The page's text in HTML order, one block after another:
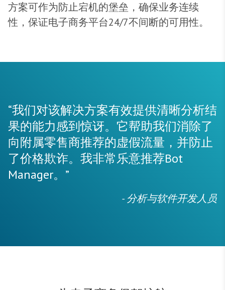
方案可作为防止宕机的堡垒，确保业务连续
性，保证电子商务平台24/7不间断的可用性。
“我们对该解决方案有效提供清晰分析结
果的能力感到惊讶。它帮助我们消除了
向附属零售商推荐的虚假流量，并防止
了价格欺诈。我非常乐意推荐Bot
Manager。”
- 分析与软件开发人员